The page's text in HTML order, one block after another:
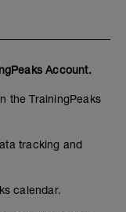
Account.
the TrainingPeaks
tracking and
calendar.